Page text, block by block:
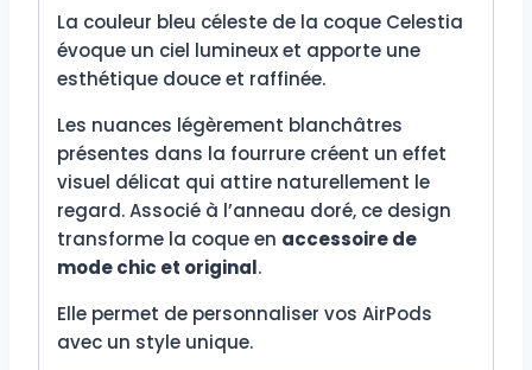
La couleur bleu céleste de la coque Celestia
évoque un ciel lumineux et apporte une
esthétique douce et raffinée.
Les nuances légèrement blanchâtres
présentes dans la fourrure créent un effet
visuel délicat qui attire naturellement le
regard. Associé à l’anneau doré, ce design
transforme la coque en accessoire de
mode chic et original.
Elle permet de personnaliser vos AirPods
avec un style unique.